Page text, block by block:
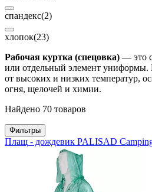
спандекс(2)
хлопок(23)
Рабочая куртка (спецовка) — это
или отдельный элемент униформы.
от высоких и низких температур,
огня, щелочей и химии.
Найдено 70 товаров
Фильтры
Плащ - дождевик PALISAD